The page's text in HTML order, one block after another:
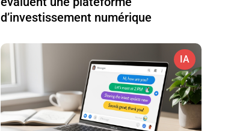
d’investissement numérique
IA